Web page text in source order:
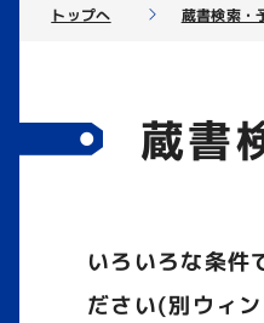
トップへ 蔵書検索・
蔵書
いろいろな条件
ださい(別ウィ